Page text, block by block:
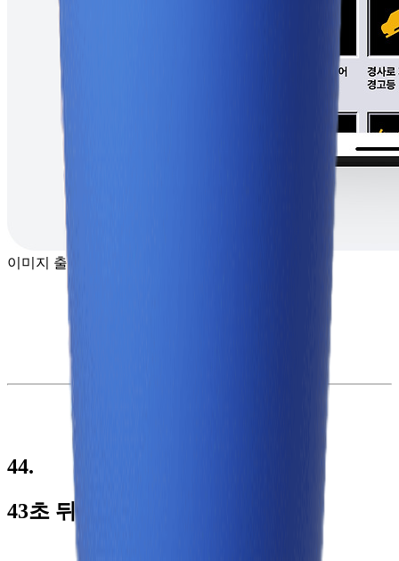
이미지 출처 : 쏘카 앱
44.
43초 뒤에 초록색 불로 바뀐다..!